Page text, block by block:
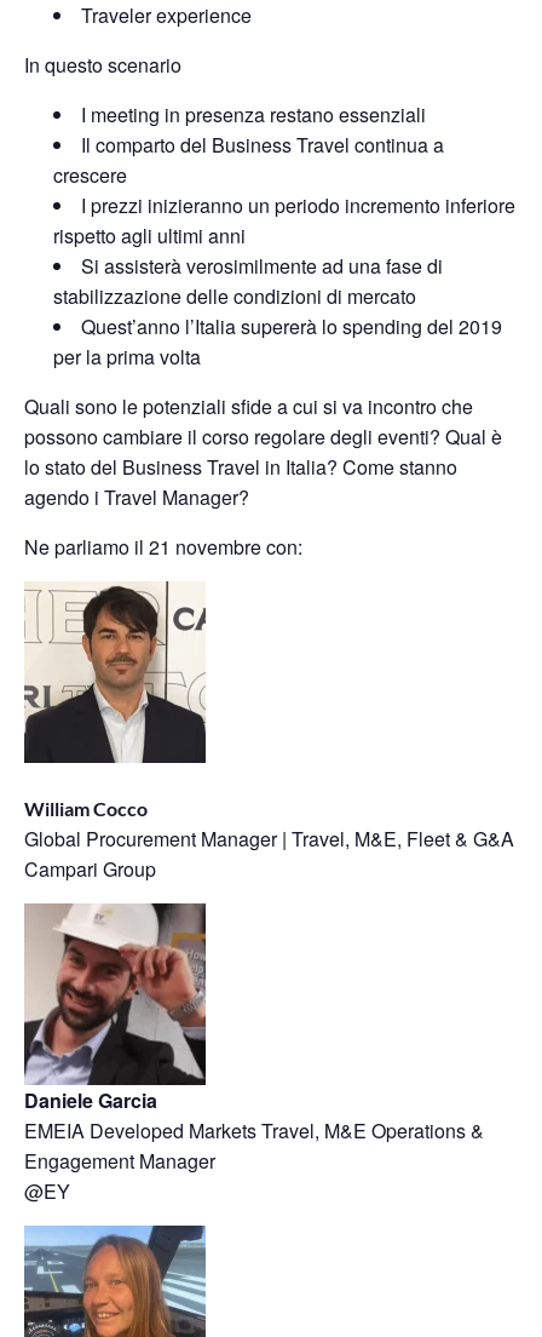
Traveler experience​
In questo scenario
I meeting in presenza restano essenziali
Il comparto del Business Travel continua a
crescere
I prezzi inizieranno un periodo incremento inferiore
rispetto agli ultimi anni
Si assisterà verosimilmente ad una fase di
stabilizzazione delle condizioni di mercato
Quest’anno l’Italia supererà lo spending del 2019
per la prima volta
Quali sono le potenziali sfide a cui si va incontro che
possono cambiare il corso regolare degli eventi? Qual è
lo stato del Business Travel in Italia? Come stanno
agendo i Travel Manager?
Ne parliamo il 21 novembre con:
William Cocco
Global Procurement Manager | Travel, M&E, Fleet & G&A
Campari Group
Daniele Garcia
EMEIA Developed Markets Travel, M&E Operations &
Engagement Manager
@EY